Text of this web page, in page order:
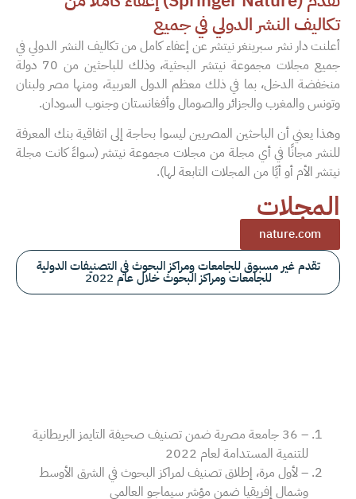
تكاليف النشر الدولي في جميع
أعلنت دار نشر سبرينغر نيتشر عن إعفاء كامل من تكاليف النشر الدولي في
جميع مجلات مجموعة نيتشر البحثية، وذلك للباحثين من 70 دولة
منخفضة الدخل، بما في ذلك معظم الدول العربية، ومنها مصر ولبنان
وتونس والمغرب والجزائر والصومال وأفغانستان وجنوب السودان.
وهذا يعني أن الباحثين المصريين ليسوا بحاجة إلى اتفاقية بنك المعرفة
للنشر مجانًا في أي مجلة من مجلات مجموعة نيتشر (سواءً كانت مجلة
نيتشر الأم أو أيًا من المجلات التابعة لها).
المجلات
nature.com
تقدم غير مسبوق للجامعات ومراكز البحوث في التصنيفات الدولية
للجامعات ومراكز البحوث خلال عام 2022
– 36 جامعة مصرية ضمن تصنيف صحيفة التايمز البريطانية
للتنمية المستدامة لعام 2022
– لأول مرة، إطلاق تصنيف لمراكز البحوث في الشرق الأوسط
وشمال إفريقيا ضمن مؤشر سيماجو العالمي